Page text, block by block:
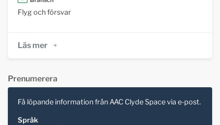
Flyg och försvar
Läs mer
Prenumerera
Få löpande information från AAC Clyde Space via e-post.
Språk